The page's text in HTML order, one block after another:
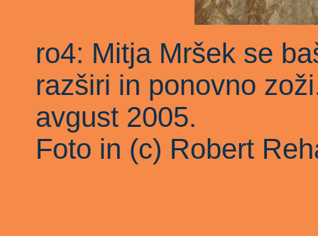
ro4: Mitja Mršek se
razširi in ponovno
avgust 2005.
Foto in (c) Robert